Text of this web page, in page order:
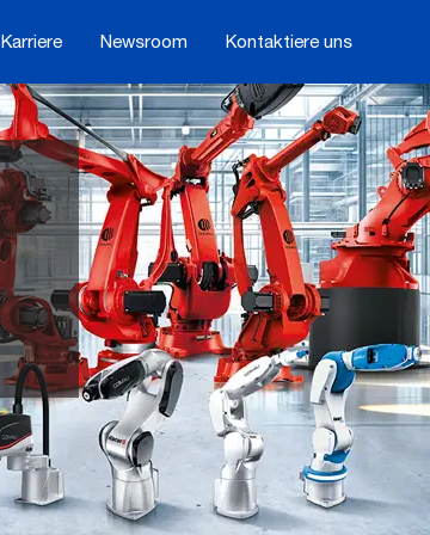
Karriere Newsroom Kontaktiere uns